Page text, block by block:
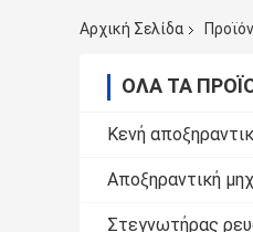
Αρχική Σελίδα
ΌΛΑ ΤΑ
Κενή
Αποξηραντική
Στεγνωτήρας